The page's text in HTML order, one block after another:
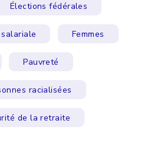
Élections fédérales
Femmes
Pauvreté
racialisées
de la retraite